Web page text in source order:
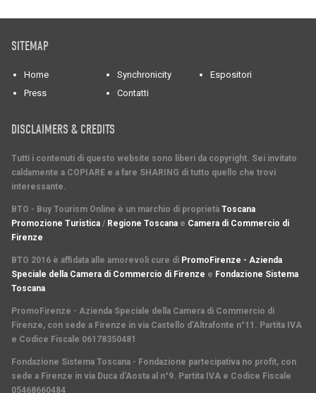
SITEMAP
Home Synchronicity
Espositori
Press
Contatti
DISCLAIMERS & CREDITS
Tutti i contenuti di questo website sono liberi da copyright. Sei invitato
caldamente a COPIARE e a fare SHARING di tutto quello che trovi
interessante.
BTO - Buy Tourism Online è un marchio di proprietà Toscana
Promozione Turistica / Regione Toscana e Camera di Commercio di
Firenze
BTO 2016 è affidata alle amorevoli cure di PromoFirenze - Azienda
Speciale della Camera di Commercio di Firenze e Fondazione Sistema
Toscana
PromoFirenze - Azienda Speciale della Camera di Commercio di
Firenze, con sede a Firenze in via Castello d'Altrafonte n°11. Partita IVA
e Codice Fiscale 06178350481
Fondazione Sistema Toscana - Fondazione partecipativa no profit, con
sede a Firenze in via Duca d'Aosta al n°9. Partita IVA e Codice Fiscale
05468660484